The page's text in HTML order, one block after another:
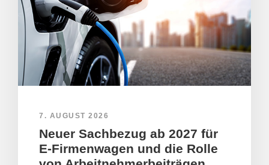
7. AUGUST 2026
Neuer Sachbezug ab 2027 für
E-Firmenwagen und die Rolle